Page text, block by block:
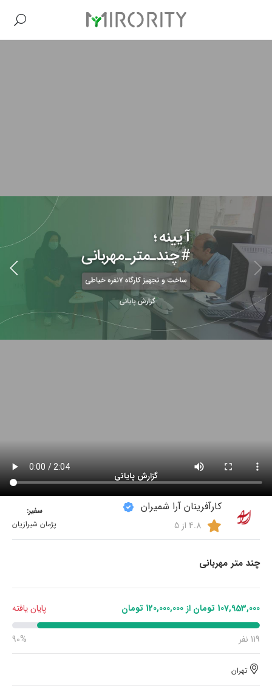
گزارش پایانی
کارآفرینان آرا شمیران
4.8 از 5
سفیر:
پژمان شیرازیان
چند متر مهربانی
107,953,000 تومان از 120,000,000 تومان پایان یافته
119 نفر 90%
تهران